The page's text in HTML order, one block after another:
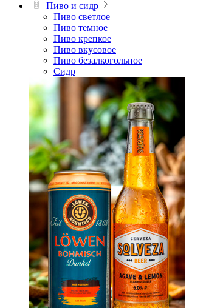
Пиво и сидр
Пиво светлое
Пиво темное
Пиво крепкое
Пиво вкусовое
Пиво безалкогольное
Сидр